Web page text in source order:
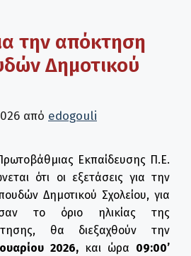
την απόκτηση
Δημοτικού
από edogouli
Εκπαίδευσης Π.Ε.
ότι οι εξετάσεις για την
Δημοτικού Σχολείου, για
το όριο ηλικίας της
θα διεξαχθούν την
2026, και ώρα 09:00’